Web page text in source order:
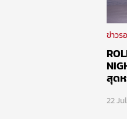
ข่าวร
สุด
จำ
22